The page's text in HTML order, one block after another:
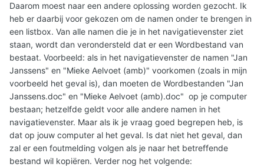
Daarom moest naar een andere oplossing worden gezocht. Ik
heb er daarbij voor gekozen om de namen onder te brengen in
een listbox. Van alle namen die je in het navigatievenster ziet
staan, wordt dan verondersteld dat er een Wordbestand van
bestaat. Voorbeeld: als in het navigatievenster de namen "Jan
Janssens" en "Mieke Aelvoet (amb)" voorkomen (zoals in mijn
voorbeeld het geval is), dan moeten de Wordbestanden "Jan
Janssens.doc" en "Mieke Aelvoet (amb).doc" op je computer
bestaan; hetzelfde geldt voor alle andere namen in het
navigatievenster. Maar als ik je vraag goed begrepen heb, is
dat op jouw computer al het geval. Is dat niet het geval, dan
zal er een foutmelding volgen als je naar het betreffende
bestand wil kopiëren. Verder nog het volgende: